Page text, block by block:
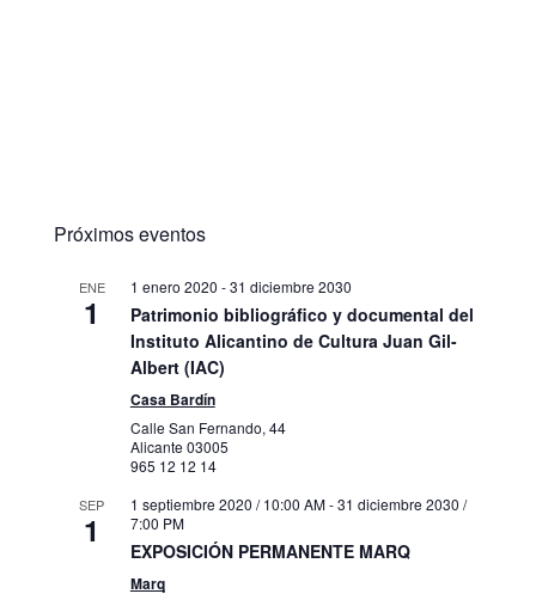
Próximos eventos
ENE
1
1 enero 2020 -31 diciembre 2030
Patrimonio bibliográfico y documental del
Instituto Alicantino de Cultura Juan Gil-
Albert (IAC)
Casa Bardín
Calle San Fernando, 44
Alicante 03005
965 12 12 14
SEP
1
1 septiembre 2020 / 10:00 AM-31 diciembre 2030 /
7:00 PM
EXPOSICIÓN PERMANENTE MARQ
Marq